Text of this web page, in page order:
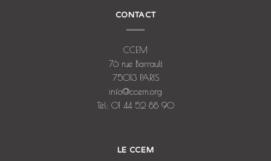
CONTACT
CCEM
76 rue Barrault
75013 PARIS
info@ccem.org
Tél: 01 44 52 88 90
LE CCEM